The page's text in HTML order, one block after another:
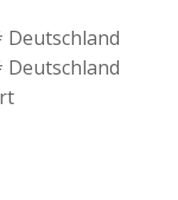
Deutschland
Deutschland